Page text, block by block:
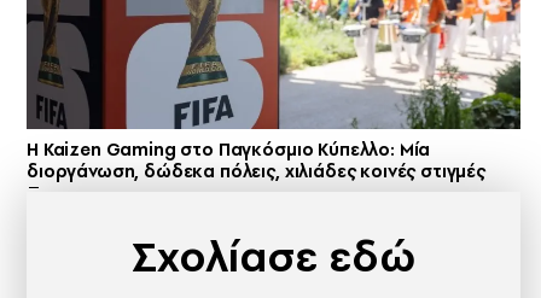
H Kaizen Gaming στο Παγκόσμιο Kύπελλο: Μία
διοργάνωση, δώδεκα πόλεις, χιλιάδες κοινές στιγμές
Σχολίασε εδώ